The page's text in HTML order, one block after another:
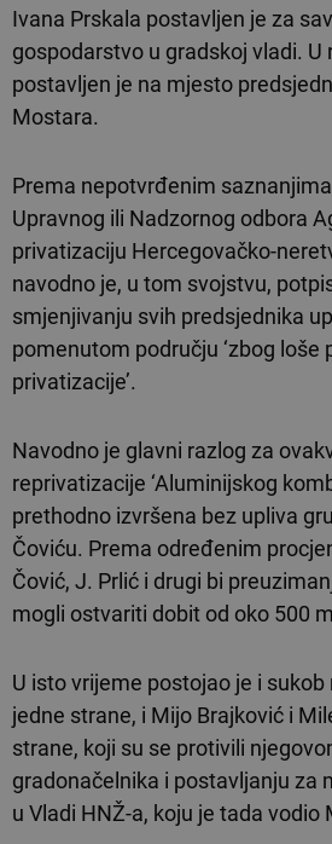
Ivana Prskala postavljen je za
gospodarstvo u gradskoj vladi. U
postavljen je na mjesto
Mostara.
Prema nepotvrđenim
Upravnog ili Nadzornog odbora
privatizaciju Hercegovačko-
navodno je, u tom svojstvu,
smjenjivanju svih predsjednika
pomenutom području ‘zbog loše
privatizacije’.
Navodno je glavni razlog za
reprivatizacije ‘Aluminijskog
prethodno izvršena bez upliva
Čoviću. Prema određenim
Čović, J. Prlić i drugi bi
mogli ostvariti dobit od oko 500
U isto vrijeme postojao je i sukob
jedne strane, i Mijo Brajković i
strane, koji su se protivili
gradonačelnika i postavljanju za
u Vladi HNŽ-a, koju je tada vodio